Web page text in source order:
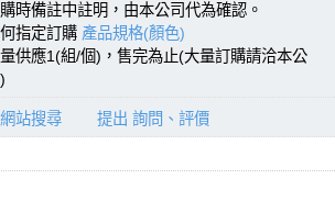
時備註中註明，由本公司代為確認。
指定訂購 產品規格(顏色)
量供應1(組/個)，售完為止(大量訂購請洽本公
站搜尋 提出 詢問、評價